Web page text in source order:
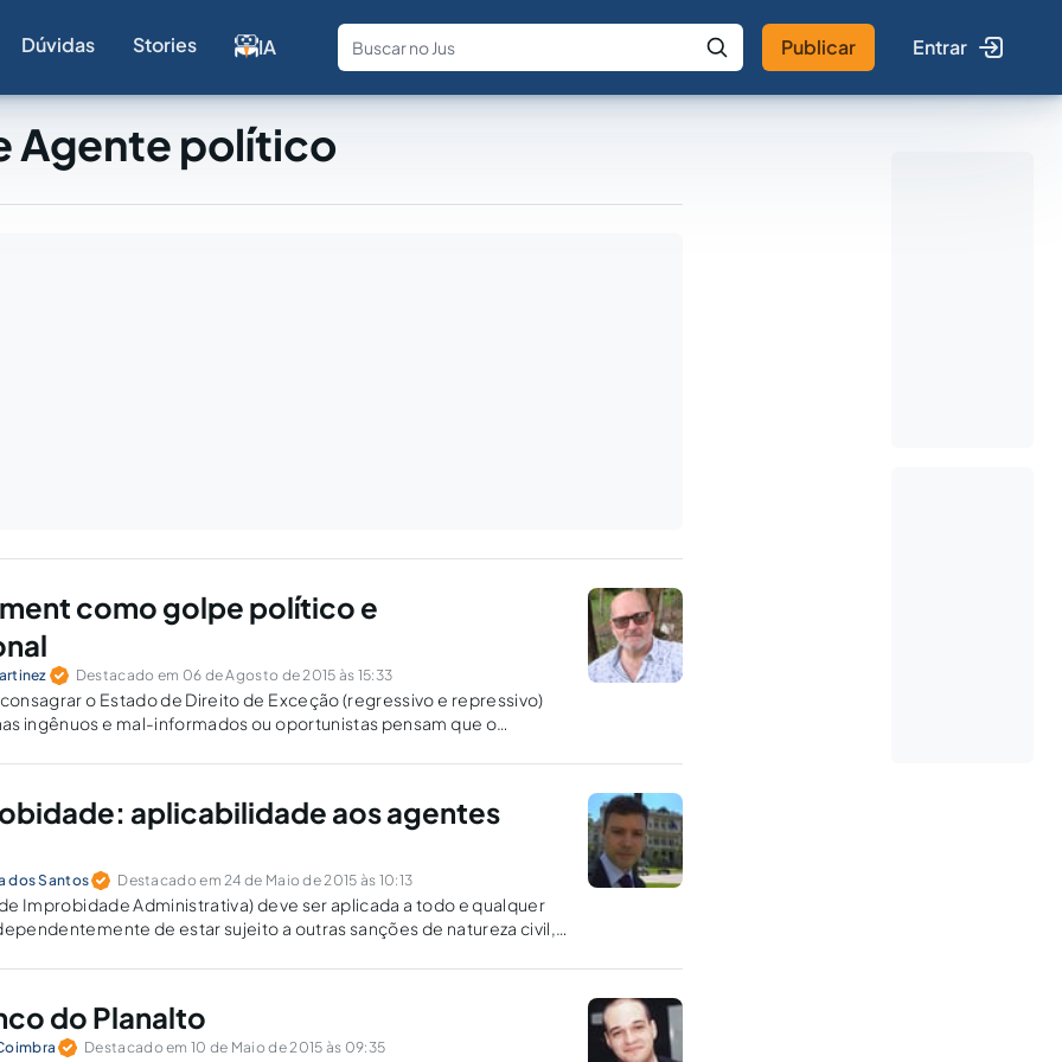
Dúvidas Stories IA
Fale com a IA Buscar no Jus
Publicar Entrar
Agente político
como golpe político e
Destacado em 06 de Agosto de 2015 às 15:33
o Estado de Direito de Exceção (regressivo e repressivo)
ingênuos e mal-informados ou oportunistas pensam que o
aplicabilidade aos agentes
dos Santos Destacado em 24 de Maio de 2015 às 10:13
Improbidade Administrativa) deve ser aplicada a todo e qualquer
de estar sujeito a outras sanções de natureza civil,
do Planalto
Destacado em 10 de Maio de 2015 às 09:35